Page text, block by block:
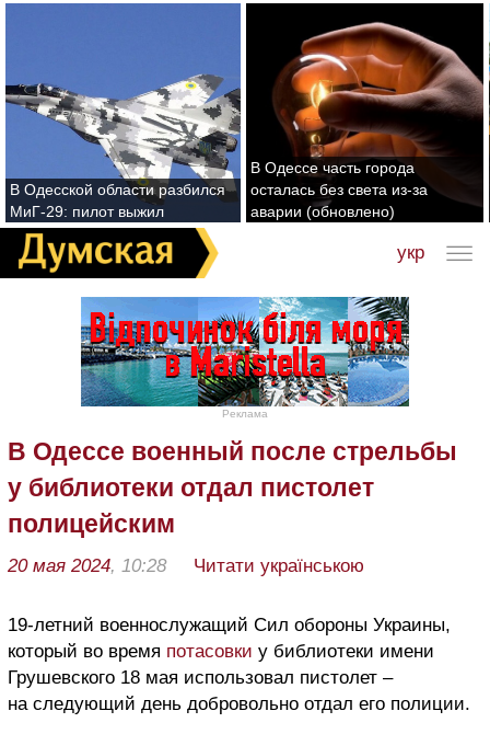
В Одесской области разбился
МиГ-29: пилот выжил
В Одессе часть города
осталась без света из-за
аварии (обновлено)
укр
Реклама
В Одессе военный после стрельбы
у библиотеки отдал пистолет
полицейским
20 мая 2024, 10:28 Читати українською
19-летний военнослужащий Сил обороны Украины,
который во время потасовки у библиотеки имени
Грушевского 18 мая использовал пистолет –
на следующий день добровольно отдал его полиции.